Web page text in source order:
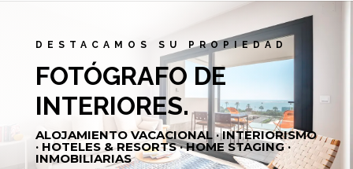
DESTACAMOS SU PROPIEDAD
FOTÓGRAFO DE
INTERIORES.
ALOJAMIENTO VACACIONAL · INTERIORISMO
· HOTELES & RESORTS · HOME STAGING ·
INMOBILIARIAS